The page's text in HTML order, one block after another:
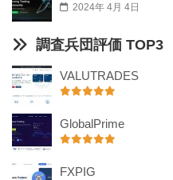
2024年 4月 4日
調査兵団評価 TOP3
VALUTRADES
GlobalPrime
FXPIG